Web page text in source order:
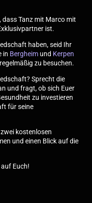
dass Tanz mit Marco mit
ist.
haben, seid Ihr
in Bergheim und Kerpen
zu besuchen.
Sprecht die
und fragt, ob sich Euer
zu investieren
für seine
kostenlosen
und einen Blick auf die
Euch!